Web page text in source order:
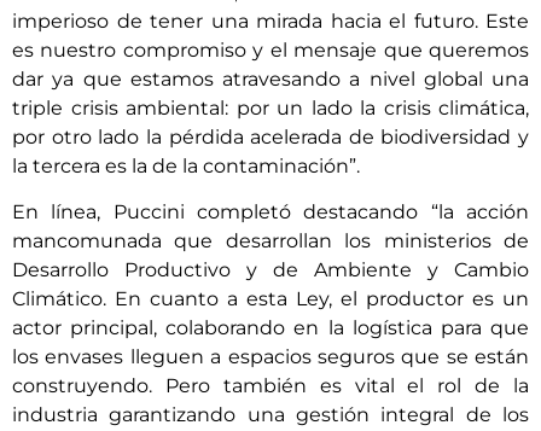
imperioso de tener una mirada hacia el futuro. Este
es nuestro compromiso y el mensaje que queremos
dar ya que estamos atravesando a nivel global una
triple crisis ambiental: por un lado la crisis climática,
por otro lado la pérdida acelerada de biodiversidad y
la tercera es la de la contaminación”.
En línea, Puccini completó destacando “la acción
mancomunada que desarrollan los ministerios de
Desarrollo Productivo y de Ambiente y Cambio
Climático. En cuanto a esta Ley, el productor es un
actor principal, colaborando en la logística para que
los envases lleguen a espacios seguros que se están
construyendo. Pero también es vital el rol de la
industria garantizando una gestión integral de los